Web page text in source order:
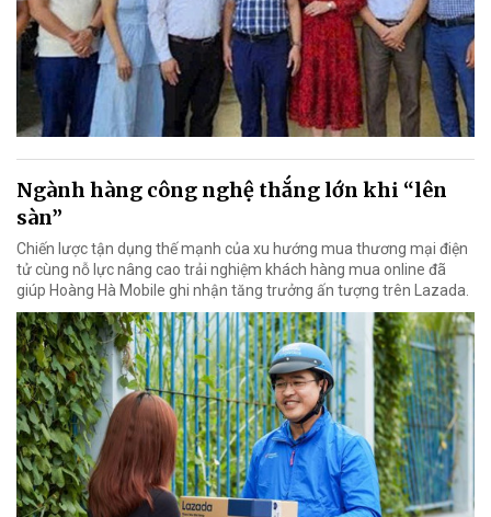
Ngành hàng công nghệ thắng lớn khi “lên
sàn”
Chiến lược tận dụng thế mạnh của xu hướng mua thương mại điện
tử cùng nỗ lực nâng cao trải nghiệm khách hàng mua online đã
giúp Hoàng Hà Mobile ghi nhận tăng trưởng ấn tượng trên Lazada.